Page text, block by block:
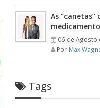
As
06 de Agosto
Por Max
Tags